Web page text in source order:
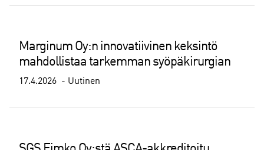
Marginum Oy:n innovatiivinen keksintö
mahdollistaa tarkemman syöpäkirurgian
17.4.2026 Uutinen